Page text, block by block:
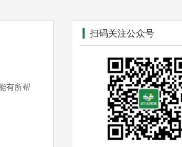
有所帮
扫码关注公众号